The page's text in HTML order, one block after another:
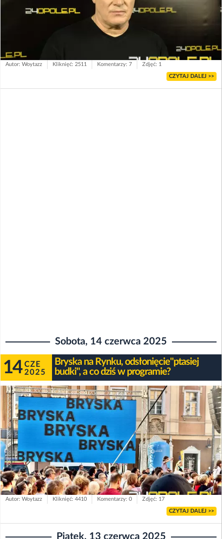
Autor: Woytazz Kliknięć: 2511 Komentarzy: 7 Zdjęć: 1
CZYTAJ DALEJ >>
Sobota, 14 czerwca 2025
14 CZE
2025
Bryska na Rynku, odsłonięcie"ptasiej
budki", a co dziś w programie?
Autor: Woytazz Kliknięć: 4410 Komentarzy: 0 Zdjęć: 17
CZYTAJ DALEJ >>
Piątek, 13 czerwca 2025